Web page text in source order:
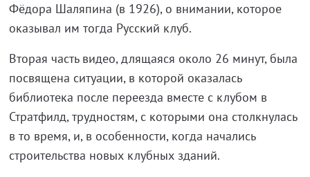
Фёдора Шаляпина (в 1926), о внимании, которое
оказывал им тогда Русский клуб.
Вторая часть видео, длящаяся около 26 минут, была
посвящена ситуации, в которой оказалась
библиотека после переезда вместе с клубом в
Стратфилд, трудностям, с которыми она столкнулась
в то время, и, в особенности, когда начались
строительства новых клубных зданий.